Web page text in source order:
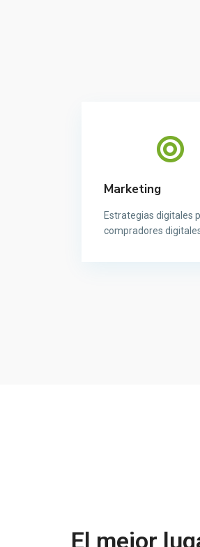
Marketing
Estrategias digitales
compradores
El mejor